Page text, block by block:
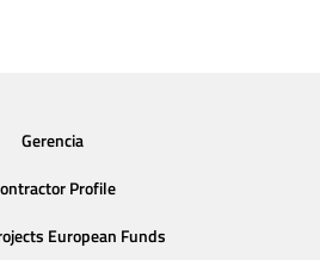
Gerencia
Profile
European Funds